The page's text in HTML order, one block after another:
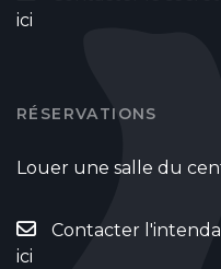
ici
RÉSERVATIONS
Louer une salle du
Contacter
ici